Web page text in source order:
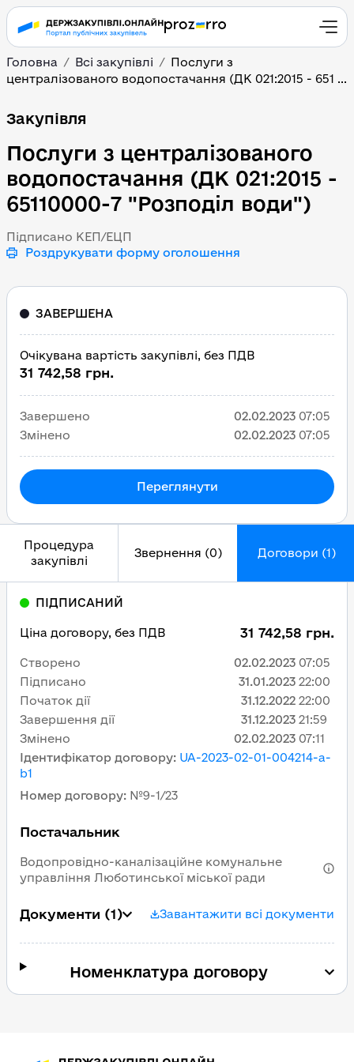
Головна Всі закупівлі
Послуги з
централізованого водопостачання (ДК 021:2015 - 651 ...
Послуги з
Закупівля
Послуги з централізованого
водопостачання (ДК 021:2015 -
65110000-7 "Розподіл води")
Підписано КЕП/ЕЦП
Роздрукувати форму оголошення
Процедура
закупівлі
Звернення (0) Договори (1)
Ідентифікатор договору: UA-2023-02-01-004214-a-
b1
Номер договору: №9-1/23
Постачальник
Водопровідно-каналізаційне комунальне
управління Люботинської міської ради
Документи (1) Завантажити всі документи
ПІДПИСАНИЙ
Ціна договору, без ПДВ 31 742,58 грн.
Створено 02.02.2023 07:05
Підписано
31.01.2023 22:00
Початок дії
31.12.2022 22:00
Завершення дії
31.12.2023 21:59
Змінено
02.02.2023 07:11
Номенклатура договору
ЗАВЕРШЕНА
Очікувана вартість закупівлі, без ПДВ
31 742,58 грн.
Завершено 02.02.2023 07:05
Змінено
02.02.2023 07:05
Переглянути